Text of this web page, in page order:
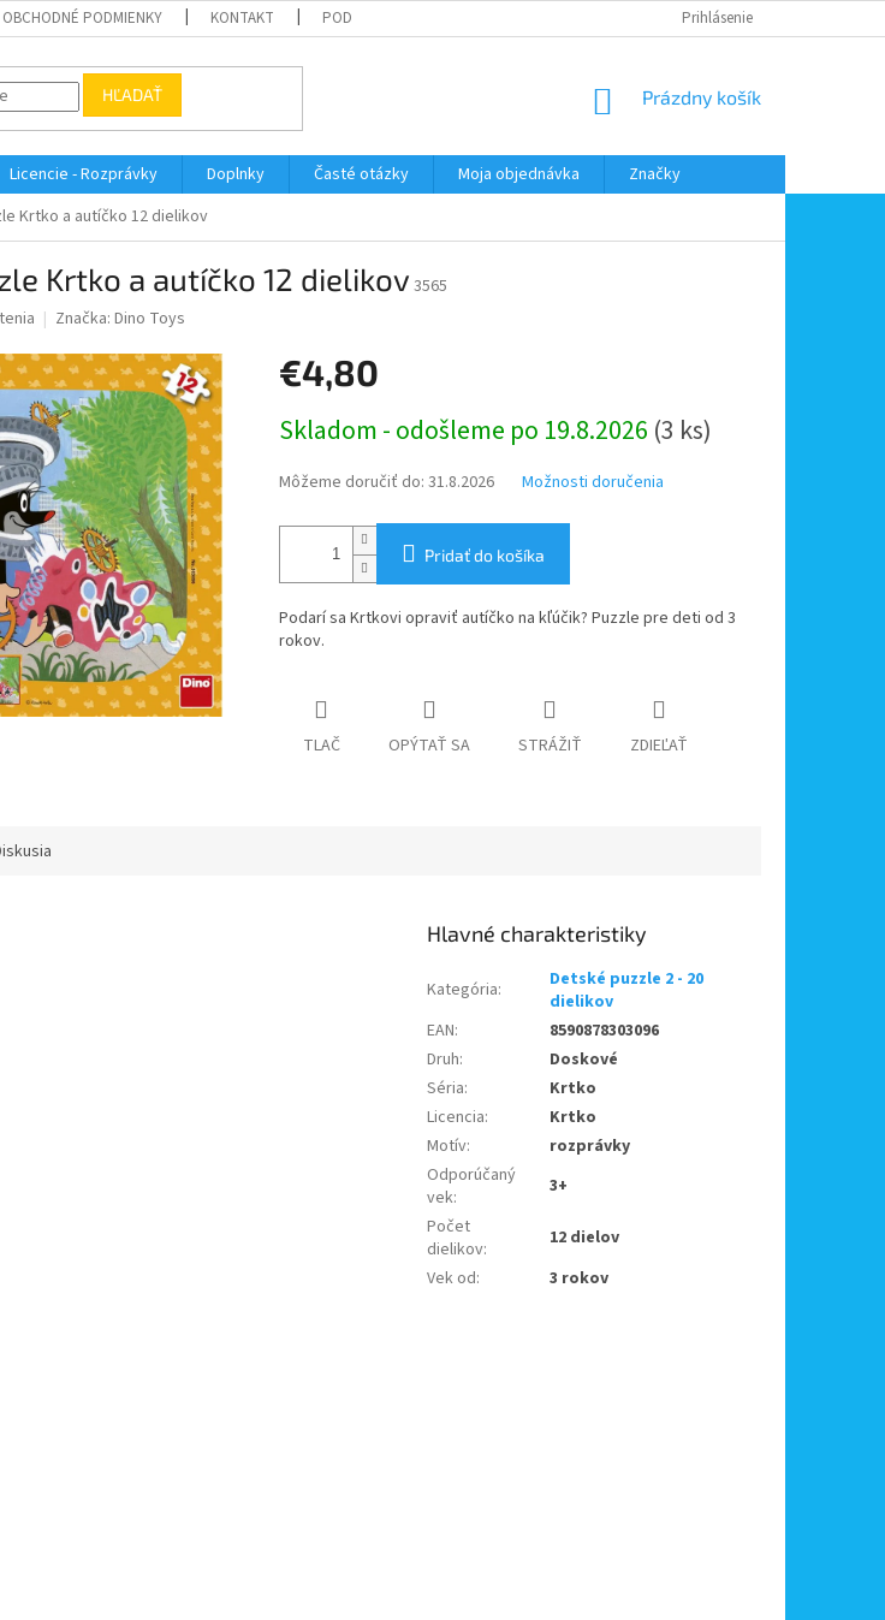
OBCHODNÉ PODMIENKY KONTAKT PODMIENKY OOÚ ODSTÚPENIE OD ZMLUVY
Prihlásenie
HĽADAŤ
NÁKUPNÝ
Prázdny košík
Licencie - Rozprávky Doplnky Časté otázky Moja objednávka
Značky
Krtko a autíčko 12 dielikov
Krtko a autíčko 12 dielikov 3565
Značka: Dino Toys
€4,80
cena:
Skladom - odošleme po 19.8.2026 (3 ks)
Môžeme doručiť do: 31.8.2026 Možnosti doručenia
Pridať do košíka
Podarí sa Krtkovi opraviť autíčko na kľúčik? Puzzle pre deti od 3
rokov.
TLAČ OPÝTAŤ SA STRÁŽIŤ ZDIEĽAŤ
Kategória:
Detské puzzle 2 - 20
dielikov
EAN:
8590878303096
Druh:
Doskové
Séria:
Krtko
Licencia:
Krtko
Motív:
rozprávky
Odporúčaný
vek:
3+
Počet
dielikov:
12 dielov
Vek od: 3 rokov